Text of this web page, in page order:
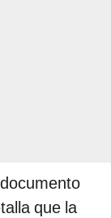
que la